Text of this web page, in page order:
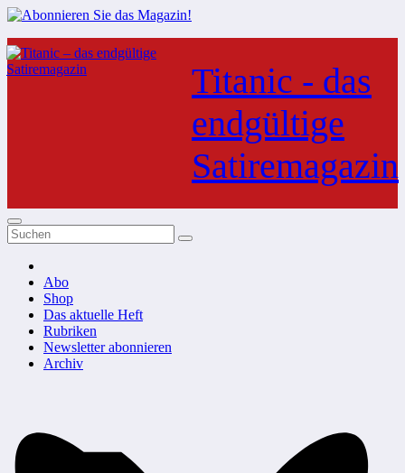
Zum
Inhalt
springen
Titanic - das
endgültige
Satiremagazin
Abo
Shop
Das aktuelle Heft
Rubriken
Newsletter abonnieren
Archiv